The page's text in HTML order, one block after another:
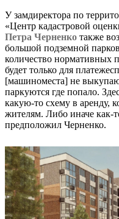
У замдиректора по
«Центр кадастровой
Петра Черненко также
большой подземной
количество нормативных
будет только для
[машиноместа] не
паркуются где попало.
какую-то схему в аренду,
жителям. Либо иначе как-
предположил Черненко.